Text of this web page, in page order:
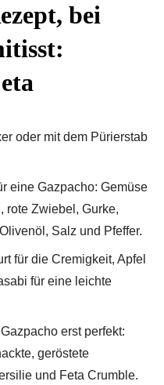
bei
oder mit dem Pürierstab
eine Gazpacho: Gemüse
rote Zwiebel, Gurke,
Salz und Pfeffer.
für die Cremigkeit, Apfel
für eine leichte
erst perfekt:
geröstete
und Feta Crumble.